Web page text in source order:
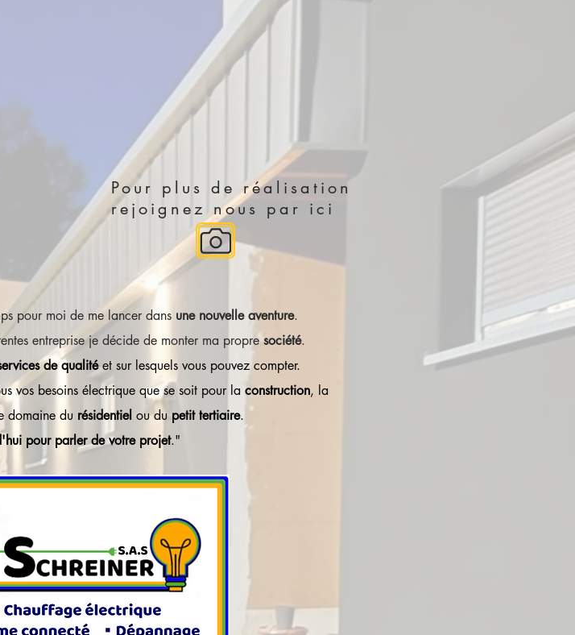
Pour plus de réalisation
rejoignez nous par ici
pour moi de me lancer dans une nouvelle aventure.
entreprise je décide de monter ma propresociété.
de qualitéet sur lesquels vous pouvez compter.
vos besoins électrique que se soit pour la construction, la
domaine du résidentiel ou du petit tertiaire.
pour parler de votre projet."